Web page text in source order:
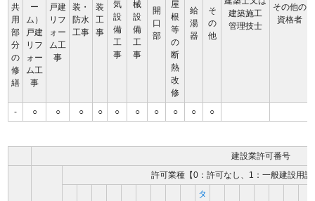
共
用
部
分
の
修
繕
ー
ム）
戸建
リフ
ォー
ム工
事
戸建
リフ
ォー
ム工
事
装・
防水
工事
装
工
事
建築施工
管理技士
その他の
資格者
気
設
備
工
事
械
設
備
工
事
開
口
部
屋
根
等
の
断
熱
改
修
給
湯
器
そ
の
他
- ○ ○ ○ ○ ○ ○ ○ ○ ○ ○
建設業許可番号
許可業種【0：許可なし、1：一般建設用
タ